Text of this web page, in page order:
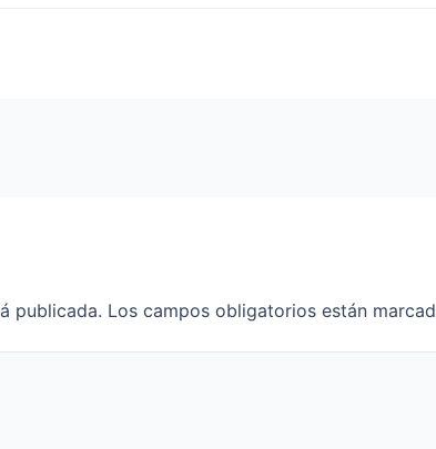
publicada. Los campos obligatorios están